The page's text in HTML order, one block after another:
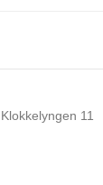
Klokkelyngen 11